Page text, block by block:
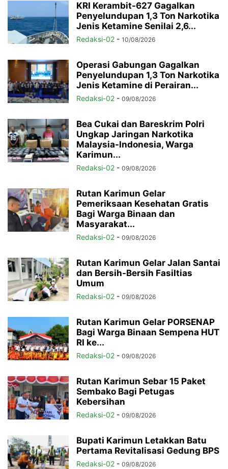
KRI Kerambit-627 Gagalkan
Penyelundupan 1,3 Ton Narkotika
Jenis Ketamine Senilai 2,6...
Redaksi-02 - 10/08/2026
Operasi Gabungan Gagalkan
Penyelundupan 1,3 Ton Narkotika
Jenis Ketamine di Perairan...
Redaksi-02 - 09/08/2026
Bea Cukai dan Bareskrim Polri
Ungkap Jaringan Narkotika
Malaysia-Indonesia, Warga
Karimun...
Redaksi-02 - 09/08/2026
Rutan Karimun Gelar
Pemeriksaan Kesehatan Gratis
Bagi Warga Binaan dan
Masyarakat...
Redaksi-02 - 09/08/2026
Rutan Karimun Gelar Jalan Santai
dan Bersih-Bersih Fasiltias
Umum
Redaksi-02 - 09/08/2026
Rutan Karimun Gelar PORSENAP
Bagi Warga Binaan Sempena HUT
RI ke...
Redaksi-02 - 09/08/2026
Rutan Karimun Sebar 15 Paket
Sembako Bagi Petugas
Kebersihan
Redaksi-02 - 09/08/2026
Bupati Karimun Letakkan Batu
Pertama Revitalisasi Gedung BPS
Redaksi-02 - 09/08/2026